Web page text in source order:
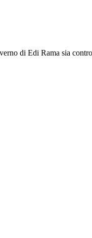
di Edi Rama sia